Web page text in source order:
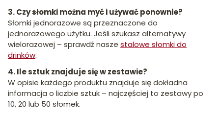
3. Czy słomki można myć i używać ponownie?
Słomki jednorazowe są przeznaczone do
jednorazowego użytku. Jeśli szukasz alternatywy
wielorazowej – sprawdź nasze stalowe słomki do
drinków.
4. Ile sztuk znajduje się w zestawie?
W opisie każdego produktu znajduje się dokładna
informacja o liczbie sztuk – najczęściej to zestawy po
10, 20 lub 50 słomek.